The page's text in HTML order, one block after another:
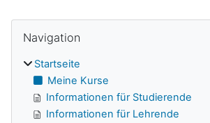
Navigation
Startseite
Meine Kurse
Informationen für Studierende
Informationen für Lehrende